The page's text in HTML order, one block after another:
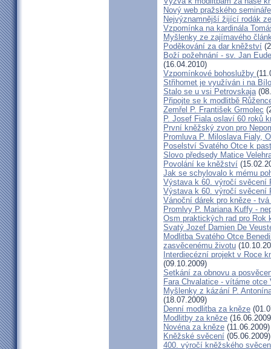
Nový web pražského semináře
Nejvýznamnější žijící rodák
Vzpomínka na kardinála
Myšlenky ze zajímavého
Poděkování za dar kněžství
Boží požehnání - sv. Jan
(16.04.2010)
Vzpomínkové bohoslužby
Střihomet je využíván i na
Stalo se u vsi Petrovskaja
Připojte se k modlitbě
Zemřel P. František Grmolec
P. Josef Fiala oslaví 60 roků
První kněžský zvon pro
Promluva P. Miloslava Fialy,
Poselství Svatého Otce k
Slovo předsedy Matice
Povolání ke kněžství
Jak se schylovalo k mému
Výstava k 60. výročí svěcení
Výstava k 60. výročí svěcení
Vánoční dárek pro kněze - tvá
Promlvy P. Mariana Kuffy -
Osm praktických rad pro Rok
Svatý Jozef Damien De
Modlitba Svatého Otce
zasvěcenému životu
Interdiecézní projekt v Roce
(09.10.2009)
Setkání za obnovu a
Fara Chvalatice - vítáme otce
Myšlenky z kázání P.
(18.07.2009)
Denní modlitba za kněze
Modlitby za kněze
Novéna za kněze (11.06.2009)
Kněžské svěcení (05.06.2009)
400. výročí kněžského